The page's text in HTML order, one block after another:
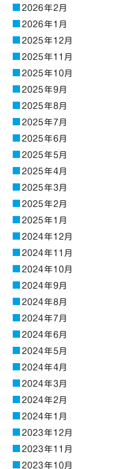
2026年2月
2026年1月
2025年12月
2025年11月
2025年10月
2025年9月
2025年8月
2025年7月
2025年6月
2025年5月
2025年4月
2025年3月
2025年2月
2025年1月
2024年12月
2024年11月
2024年10月
2024年9月
2024年8月
2024年7月
2024年6月
2024年5月
2024年4月
2024年3月
2024年2月
2024年1月
2023年12月
2023年11月
2023年10月